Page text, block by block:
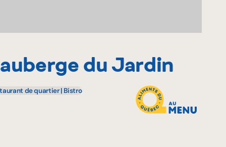
Pourquoi adhérer
auberge du Jardin
de quartier | Bistro